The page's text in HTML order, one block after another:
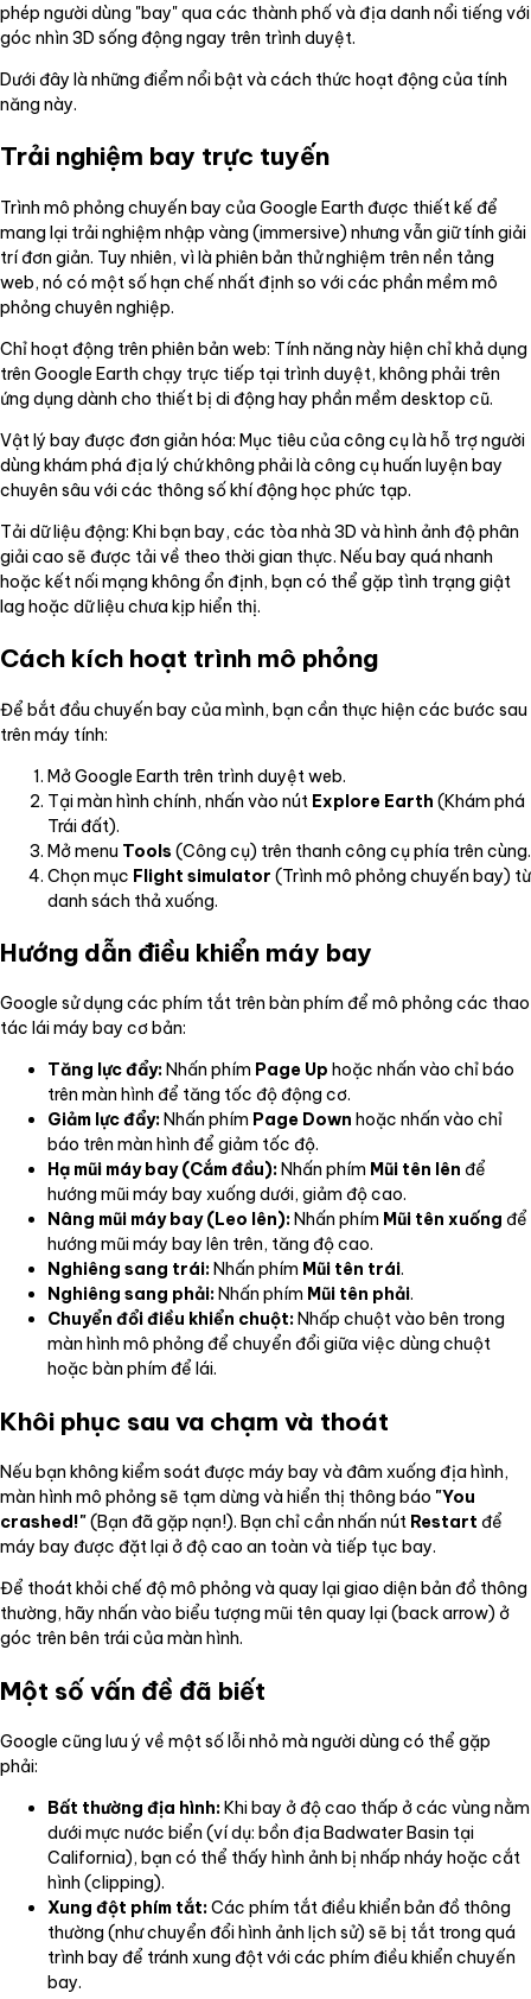
phép người dùng "bay" qua các thành phố và địa danh nổi tiếng với
góc nhìn 3D sống động ngay trên trình duyệt.
Dưới đây là những điểm nổi bật và cách thức hoạt động của tính
năng này.
Trải nghiệm bay trực tuyến
Trình mô phỏng chuyến bay của Google Earth được thiết kế để
mang lại trải nghiệm nhập vàng (immersive) nhưng vẫn giữ tính giải
trí đơn giản. Tuy nhiên, vì là phiên bản thử nghiệm trên nền tảng
web, nó có một số hạn chế nhất định so với các phần mềm mô
phỏng chuyên nghiệp.
Chỉ hoạt động trên phiên bản web: Tính năng này hiện chỉ khả dụng
trên Google Earth chạy trực tiếp tại trình duyệt, không phải trên
ứng dụng dành cho thiết bị di động hay phần mềm desktop cũ.
Vật lý bay được đơn giản hóa: Mục tiêu của công cụ là hỗ trợ người
dùng khám phá địa lý chứ không phải là công cụ huấn luyện bay
chuyên sâu với các thông số khí động học phức tạp.
Tải dữ liệu động: Khi bạn bay, các tòa nhà 3D và hình ảnh độ phân
giải cao sẽ được tải về theo thời gian thực. Nếu bay quá nhanh
hoặc kết nối mạng không ổn định, bạn có thể gặp tình trạng giật
lag hoặc dữ liệu chưa kịp hiển thị.
Cách kích hoạt trình mô phỏng
Để bắt đầu chuyến bay của mình, bạn cần thực hiện các bước sau
trên máy tính:
Mở Google Earth trên trình duyệt web.
Tại màn hình chính, nhấn vào nút Explore Earth (Khám phá
Trái đất).
Mở menu Tools (Công cụ) trên thanh công cụ phía trên cùng.
Chọn mục Flight simulator (Trình mô phỏng chuyến bay) từ
danh sách thả xuống.
Hướng dẫn điều khiển máy bay
Google sử dụng các phím tắt trên bàn phím để mô phỏng các thao
tác lái máy bay cơ bản:
Tăng lực đẩy: Nhấn phím Page Up hoặc nhấn vào chỉ báo
trên màn hình để tăng tốc độ động cơ.
Giảm lực đẩy: Nhấn phím Page Down hoặc nhấn vào chỉ
báo trên màn hình để giảm tốc độ.
Hạ mũi máy bay (Cắm đầu): Nhấn phím Mũi tên lên để
hướng mũi máy bay xuống dưới, giảm độ cao.
Nâng mũi máy bay (Leo lên): Nhấn phím Mũi tên xuống để
hướng mũi máy bay lên trên, tăng độ cao.
Nghiêng sang trái: Nhấn phím Mũi tên trái.
Nghiêng sang phải: Nhấn phím Mũi tên phải.
Chuyển đổi điều khiển chuột: Nhấp chuột vào bên trong
màn hình mô phỏng để chuyển đổi giữa việc dùng chuột
hoặc bàn phím để lái.
Khôi phục sau va chạm và thoát
Nếu bạn không kiểm soát được máy bay và đâm xuống địa hình,
màn hình mô phỏng sẽ tạm dừng và hiển thị thông báo "You
crashed!"(Bạn đã gặp nạn!). Bạn chỉ cần nhấn nút Restart để
máy bay được đặt lại ở độ cao an toàn và tiếp tục bay.
Để thoát khỏi chế độ mô phỏng và quay lại giao diện bản đồ thông
thường, hãy nhấn vào biểu tượng mũi tên quay lại (back arrow) ở
góc trên bên trái của màn hình.
Một số vấn đề đã biết
Google cũng lưu ý về một số lỗi nhỏ mà người dùng có thể gặp
phải:
Bất thường địa hình:Khi bay ở độ cao thấp ở các vùng nằm
dưới mực nước biển (ví dụ: bồn địa Badwater Basin tại
California), bạn có thể thấy hình ảnh bị nhấp nháy hoặc cắt
hình (clipping).
Xung đột phím tắt:Các phím tắt điều khiển bản đồ thông
thường (như chuyển đổi hình ảnh lịch sử) sẽ bị tắt trong quá
trình bay để tránh xung đột với các phím điều khiển chuyến
bay.